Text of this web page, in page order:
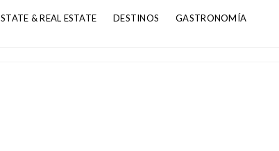
STATE & REAL ESTATE DESTINOS GASTRONOMÍA